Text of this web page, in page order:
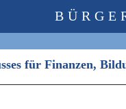
für Finanzen,